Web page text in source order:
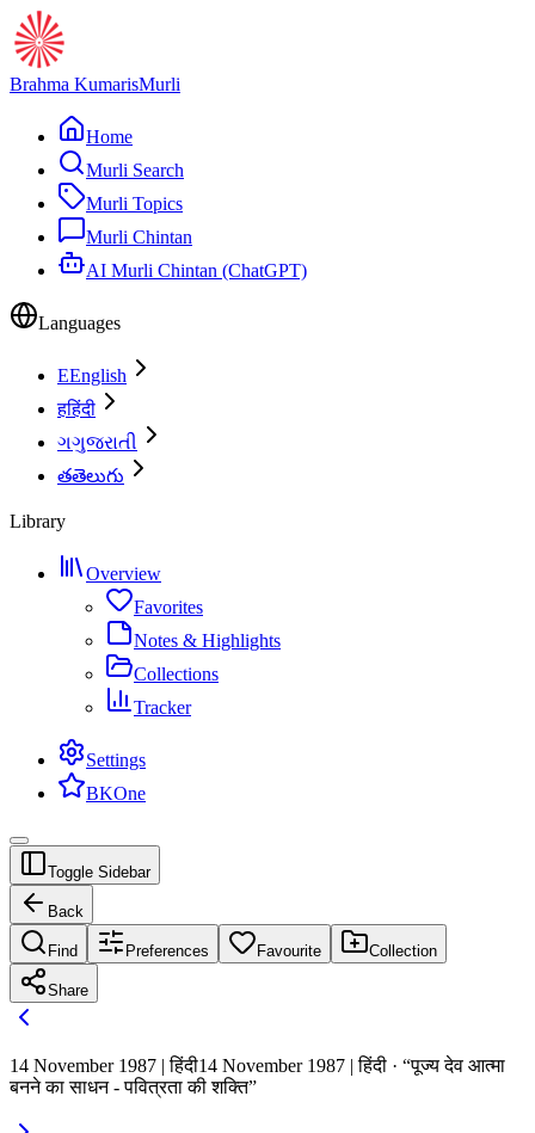
Brahma KumarisMurli
Home
Murli Search
Murli Topics
Murli Chintan
AI Murli Chintan (ChatGPT)
Languages
EEnglish
हहिंदी
ગગુજરાતી
తతెలుగు
Library
Overview
Favorites
Notes & Highlights
Collections
Tracker
Settings
BKOne
Toggle Sidebar
Back
Find Preferences Favourite Collection
Share
14 November 1987 | हिंदी14 November 1987 | हिंदी · “पूज्य देव आत्मा
बनने का साधन - पवित्रता की शक्ति”